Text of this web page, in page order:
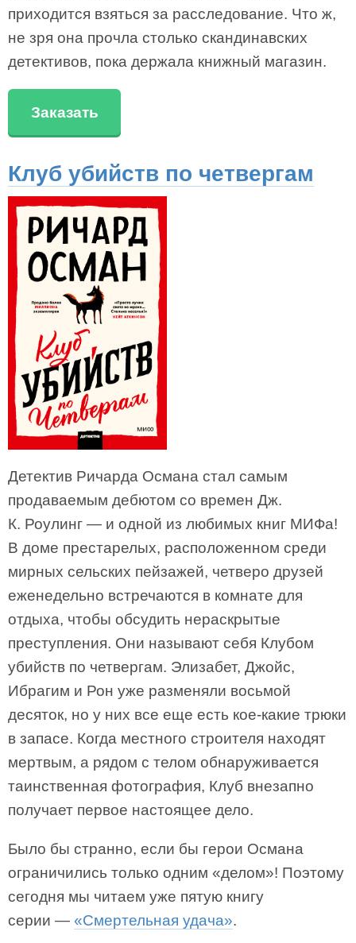
приходится взяться за расследование. Что ж,
не зря она прочла столько скандинавских
детективов, пока держала книжный магазин.
Заказать
Клуб убийств по четвергам
Детектив Ричарда Османа стал самым
продаваемым дебютом со времен Дж.
К. Роулинг — и одной из любимых книг МИФа!
В доме престарелых, расположенном среди
мирных сельских пейзажей, четверо друзей
еженедельно встречаются в комнате для
отдыха, чтобы обсудить нераскрытые
преступления. Они называют себя Клубом
убийств по четвергам. Элизабет, Джойс,
Ибрагим и Рон уже разменяли восьмой
десяток, но у них все еще есть кое-какие трюки
в запасе. Когда местного строителя находят
мертвым, а рядом с телом обнаруживается
таинственная фотография, Клуб внезапно
получает первое настоящее дело.
Было бы странно, если бы герои Османа
ограничились только одним «делом»! Поэтому
сегодня мы читаем уже пятую книгу
серии — «Смертельная удача».